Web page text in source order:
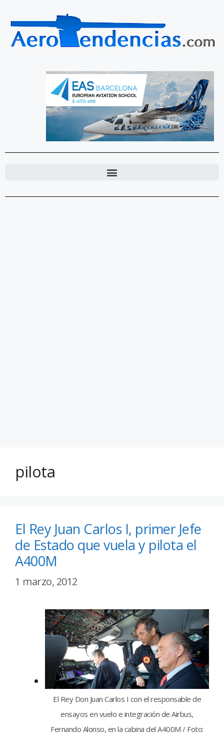
pilota
El Rey Juan Carlos I, primer Jefe
de Estado que vuela y pilota el
A400M
1 marzo, 2012
El Rey Don Juan Carlos I con el responsable de
ensayos en vuelo e integración de Airbus,
Fernando Alonso, en la cabina del A400M / Foto: